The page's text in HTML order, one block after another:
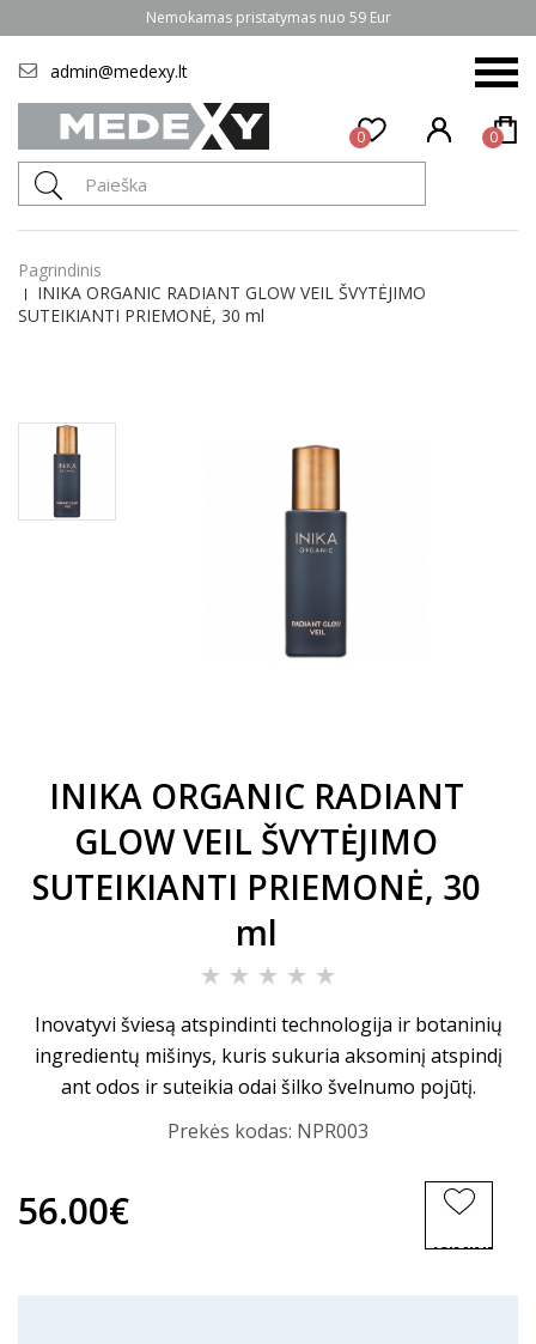
Nemokamas pristatymas nuo 59 Eur
admin@medexy.lt
0 0
Pagrindinis
INIKA ORGANIC RADIANT GLOW VEIL ŠVYTĖJIMO
SUTEIKIANTI PRIEMONĖ, 30 ml
INIKA ORGANIC RADIANT
GLOW VEIL ŠVYTĖJIMO
SUTEIKIANTI PRIEMONĖ, 30
ml
Inovatyvi šviesą atspindinti technologija ir botaninių
ingredientų mišinys, kuris sukuria aksominį atspindį
ant odos ir suteikia odai šilko švelnumo pojūtį.
Prekės kodas: NPR003
56.00€
ĮSIMINTI